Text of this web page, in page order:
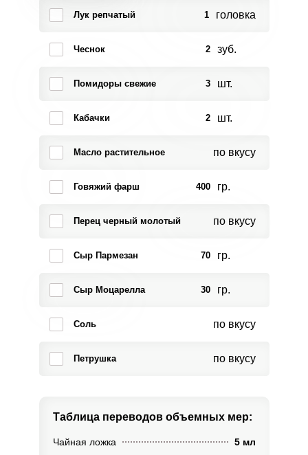
Лук репчатый 1 головка
Чеснок 2 зуб.
Помидоры свежие 3 шт.
Кабачки 2 шт.
Масло растительное по вкусу
Говяжий фарш 400 гр.
Перец черный молотый по вкусу
Сыр Пармезан 70 гр.
Сыр Моцарелла 30 гр.
Соль по вкусу
Петрушка по вкусу
Таблица переводов объемных мер:
Чайная ложка
5 мл